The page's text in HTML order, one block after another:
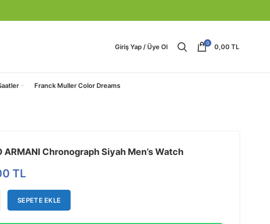
Giriş Yap / Üye Ol 0 0,00 TL
Franck Muller Color Dreams
ARMANI Chronograph Siyah Men’s Watch
TL
SEPETE EKLE